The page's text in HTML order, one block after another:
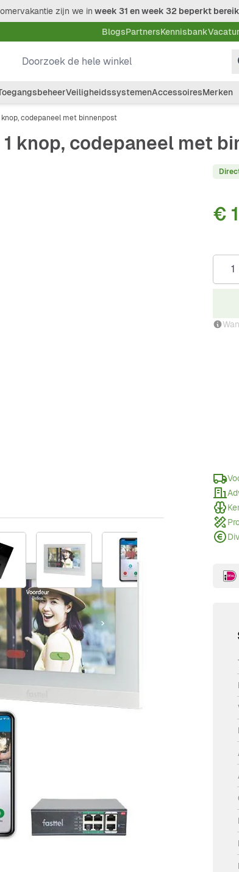
zijn we in week 31 en week 32 beperkt
BlogsPartnersKennisbank
Doorzoek de hele winkel
VeiligheidssystemenAccessoiresMerken
codepaneel met binnenpost
knop, codepaneel met
larger imageView larger imageView larger imageView
€
in het zwart. De set is
musthave op het gebied van
binnenpost en PoE Switch.